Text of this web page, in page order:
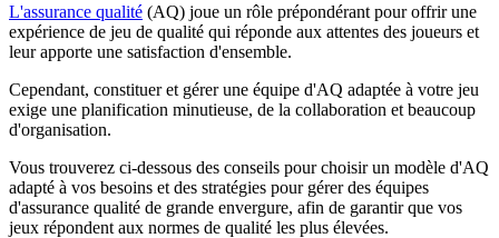
L'assurance qualité (AQ) joue un rôle prépondérant pour offrir une
expérience de jeu de qualité qui réponde aux attentes des joueurs et
leur apporte une satisfaction d'ensemble.
Cependant, constituer et gérer une équipe d'AQ adaptée à votre jeu
exige une planification minutieuse, de la collaboration et beaucoup
d'organisation.
Vous trouverez ci-dessous des conseils pour choisir un modèle d'AQ
adapté à vos besoins et des stratégies pour gérer des équipes
d'assurance qualité de grande envergure, afin de garantir que vos
jeux répondent aux normes de qualité les plus élevées.